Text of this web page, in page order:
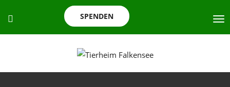
SPENDEN